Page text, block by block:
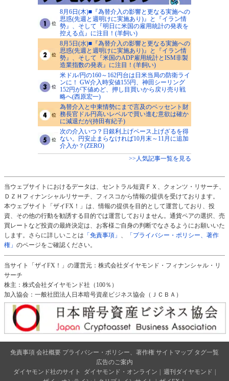
8月6日(木)■『為替介入の影響と更なる実施への
思惑(先週と週明けに実施あり)』と『イラン情
勢』、そして『明日に米国の雇用統計の発表を
控える点』に注目！(羊飼い)
8月5日(水)■『為替介入の影響と更なる実施への
思惑(先週と週明けに実施あり)』と『イラン情
勢』、そして『米国のADP雇用統計とISM非製
造業指数の発表』に注目！(羊飼い)
米ドル/円の160～162円台は日米当局の防衛ライ
ンに！ GW介入時安値155円、神田シーリング
152円が下値めど、押し目買いから戻り売り戦
略へ(西原宏一)
為替介入と中東情勢にまで言及のベッセント財
務長官ドル円高いレベルで買い進む意欲は確か
に減退だが(持田有紀子)
次の介入いつ？日銀利上げペース上げざるを得
ない。円安止まらなければ10月末～11月に追加
介入か？(ZERO)
>>人気記事一覧を見る
当ウェブサイトにおけるデータは、セントラル短資ＦＸ、クォンツ・リサーチ、
ＤＺＨフィナンシャルリサーチ、フィスコから情報の提供を受けております。
本ウェブサイト「ザイFX！」は、情報の提供を目的として運営しており、投
資、その他の行動を勧誘する目的では運営しておりません。通貨ペアの選択、売
買レートなど投資の最終決定は、お客様ご自身の判断でなさるようにお願いいた
します。さらに詳しいことは 「免責事項」 、
「プライバシー・ポリシー、著作
権」 のページをご確認ください。
当サイト「ザイFX！」の運営元：株式会社ダイヤモンド・フィナンシャル・リ
サーチ
株主：株式会社ダイヤモンド社（100％）
加入協会：一般社団法人日本暗号資産ビジネス協会（ＪＣＢＡ）
免責事項 会社概要 プライバシー・ポリシー、著作権 サイトマップ タグ一覧
広告のご案内
ダイヤモンド社のサイト
ダイヤモンド・オンライン | 週刊ダイヤモンド |